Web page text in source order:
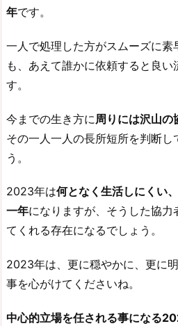
年です。
一人で処理した方がスムーズに素
も、あえて誰かに依頼すると良い
す。
今までの生き方に 周りには沢山の
その一人一人の長所短所を判断し
う。
2023年は何となく生活しにくい
一年になりますが、そうした協力
てくれる存在になるでしょう。
2023年は、更に穏やかに、更に
事を心がけてくださいね。
中心的立場を任される事になる